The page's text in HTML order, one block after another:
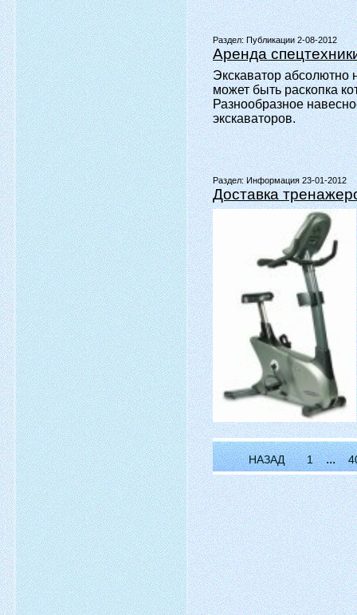
Раздел:Публикации 2-08-2012
Аренда
Экскаватор абсолютно
может быть раскопка
Разнообразное
экскаваторов.
Раздел:Информация 23-01-2012
Доставка
НАЗАД 1 ...